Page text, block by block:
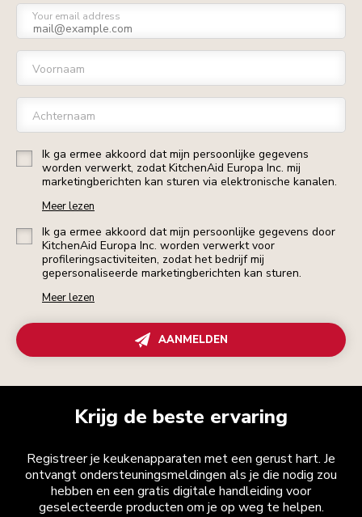
Your email address
Voornaam
Achternaam
Ik ga ermee akkoord dat mijn persoonlijke gegevens
worden verwerkt, zodat KitchenAid Europa Inc. mij
marketingberichten kan sturen via elektronische kanalen.
Meer lezen
Ik ga ermee akkoord dat mijn persoonlijke gegevens door
KitchenAid Europa Inc. worden verwerkt voor
profileringsactiviteiten, zodat het bedrijf mij
gepersonaliseerde marketingberichten kan sturen.
Meer lezen
AANMELDEN
Krijg de beste ervaring
Registreer je keukenapparaten met een gerust hart. Je
ontvangt ondersteuningsmeldingen als je die nodig zou
hebben en een gratis digitale handleiding voor
geselecteerde producten om je op weg te helpen.